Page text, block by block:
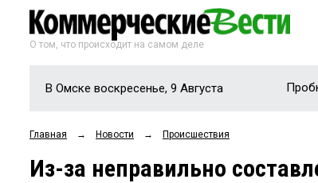
О том, что происходит на самом деле
В Омске воскресенье, 9 Августа
Главная → Новости → Происшествия
Из-за неправильно